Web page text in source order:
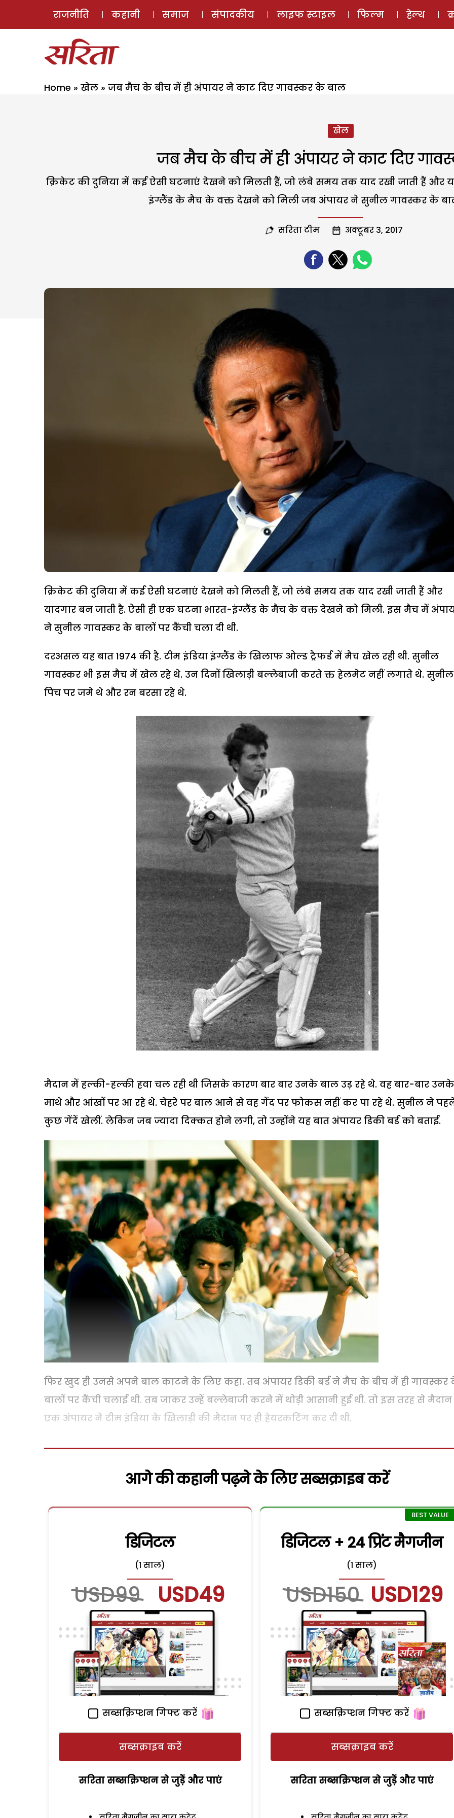
ई-मैगज़ीन
राजनीति कहानी समाज संपादकीय लाइफ स्टाइल फिल्म हेल्थ
Home » खेल » जब मैच के बीच में ही अंपायर ने काट दिए गावस्कर के बाल
खेल
जब मैच के बीच में ही अंपायर ने काट दिए
क्रिकेट की दुनिया में कई ऐसी घटनाएं देखने को मिलती हैं, जो लंबे समय तक याद रखी जाती हैं और
इंग्लैंड के मैच के वक्त देखने को मिली जब अंपायर ने सुनील गावस्कर के
सरिता टीम अक्टूबर 3, 2017
क्रिकेट की दुनिया में कई ऐसी घटनाएं देखने को मिलती हैं, जो लंबे समय तक याद रखी जाती हैं और
यादगार बन जाती है. ऐसी ही एक घटना भारत-इंग्लैंड के मैच के वक्त देखने को मिली. इस मैच में
ने सुनील गावस्कर के बालों पर कैंची चला दी थी.
दरअसल यह बात 1974 की है. टीम इंडिया इंग्लैंड के खिलाफ ओल्ड ट्रैफर्ड में मैच खेल रही थी. सुनील
गावस्कर भी इस मैच में खेल रहे थे. उन दिनों खिलाड़ी बल्लेबाजी करते क्त हेलमेट नहीं लगाते थे. सुनील
पिच पर जमे थे और रन बरसा रहे थे.
मैदान में हल्की-हल्की हवा चल रही थी जिसके कारण बार बार उनके बाल उड़ रहे थे. वह बार-बार उनके
माथे और आंखों पर आ रहे थे. चेहरे पर बाल आने से वह गेंद पर फोकस नहीं कर पा रहे थे. सुनील ने
कुछ गेंदें खेलीं. लेकिन जब ज्यादा दिक्कत होने लगी, तो उन्होंने यह बात अंपायर डिकी बर्ड को बताई.
फिर खुद ही उनसे अपने बाल काटने के लिए कहा. तब अंपायर डिकी बर्ड ने मैच के बीच में ही गावस्कर
बालों पर कैंची चलाई थी. तब जाकर उन्हें बल्लेबाजी करने में थोड़ी आसानी हुई थी. तो इस तरह से
एक अंपायर ने टीम इंडिया के खिलाड़ी की मैदान पर ही हेयरकटिंग कर दी थी.
आगे की कहानी पढ़ने के लिए सब्सक्राइब करें
डिजिटल
(1 साल)
USD99 USD49
सब्सक्रिप्शन गिफ्ट करें
सब्सक्राइब करें
सरिता सब्सक्रिप्शन से जुड़ेें और पाएं
डिजिटल + 24 प्रिंट मैगजीन
(1 साल)
USD150 USD129
सब्सक्रिप्शन गिफ्ट करें
सब्सक्राइब करें
सरिता सब्सक्रिप्शन से जुड़ेें और पाएं